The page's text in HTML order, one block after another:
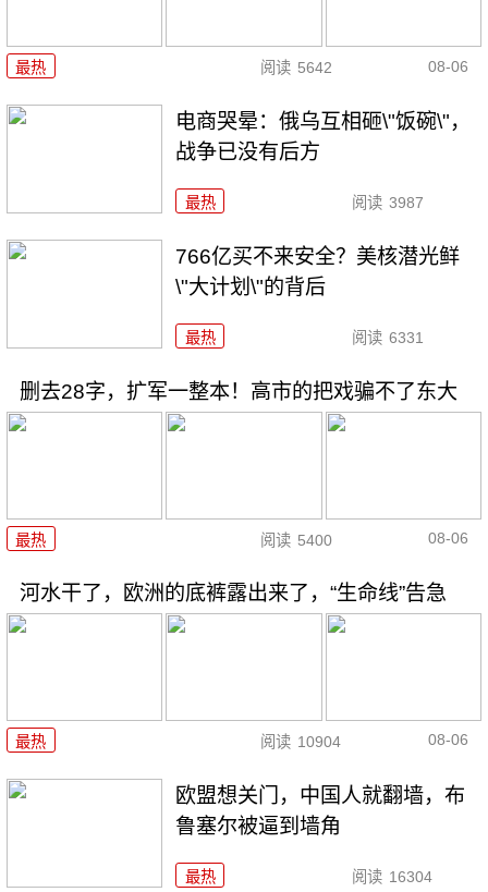
最热 阅读 5642 08-06
电商哭晕：俄乌互相砸\"饭碗\"，
战争已没有后方
最热 阅读 3987
766亿买不来安全？美核潜光鲜
\"大计划\"的背后
最热 阅读 6331
删去28字，扩军一整本！高市的把戏骗不了东大
最热 阅读 5400 08-06
河水干了，欧洲的底裤露出来了，“生命线”告急
最热 阅读 10904 08-06
欧盟想关门，中国人就翻墙，布
鲁塞尔被逼到墙角
最热 阅读 16304